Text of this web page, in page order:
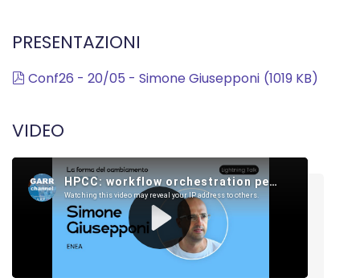
PRESENTAZIONI
pdf
Conf26 - 20/05 - Simone Giusepponi (1019 KB)
VIDEO